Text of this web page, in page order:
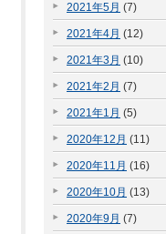
2021年5月 (7)
2021年4月 (12)
2021年3月 (10)
2021年2月 (7)
2021年1月 (5)
2020年12月 (11)
2020年11月 (16)
2020年10月 (13)
2020年9月 (7)